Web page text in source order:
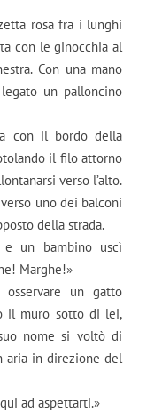
rosa fra i lunghi
con le ginocchia al
Con una mano
un palloncino
con il bordo della
il filo attorno
verso l’alto.
uno dei balconi
della strada.
un bambino uscì
Marghe!»
un gatto
il muro sotto di lei,
nome si voltò di
aria in direzione del
ad aspettarti.»